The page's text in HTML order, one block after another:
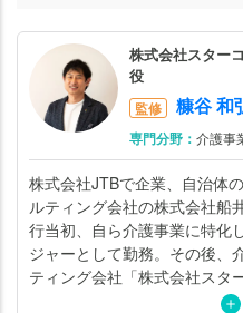
株式会社スター
役
監修 糠谷 和
専門分野： 介護事
株式会社JTBで企業、自治体
ルティング会社の株式会社船
行当初、自ら介護事業に特化
ジャーとして勤務。その後、
ティング会社「株式会社スタ
立ち上げ、専門家集団として